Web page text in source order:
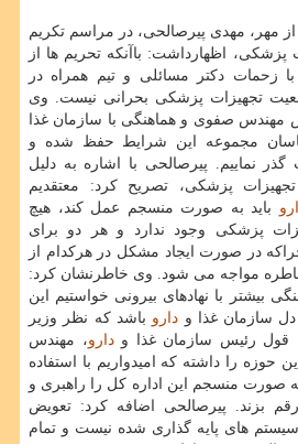
مهر، مهدی پیرصالحی، در مراسم تكریم
پزشكی، اظهارداشت: باآنكه تحریم ها از
زحمات دكتر مسائلی و تیم همراه در
تجهیزات پزشكی بحرانی نیست. وی
مهندس صفوی و هماهنگی با سازمان غذا
مجموعه این شرایط حفظ شده و
نماییم. پیرصالحی با اشاره به دلیل
پزشكی، تصریح كرد: معتقدیم
باید به صورت منسجم عمل كند، هیچ
پزشكی وجود ندارد و هر دو برای
در صورت ایجاد مشكل در هركدام از
مواجه می شود. وی خاطرنشان كرد:
بیشتر با نهادهای بیرونی خواستیم این
سازمان غذا و دارو باشد كه نظر وزیر
قول رئیس سازمان غذا ودارو، مهندس
حوزه را داشته كه امیدواریم با استفاده
به صورت منسجم این اداره كل را راهبری و
بزند. پیرصالحی اضافه كرد: تعویض
های پایه گذاری شده نیست و تمام